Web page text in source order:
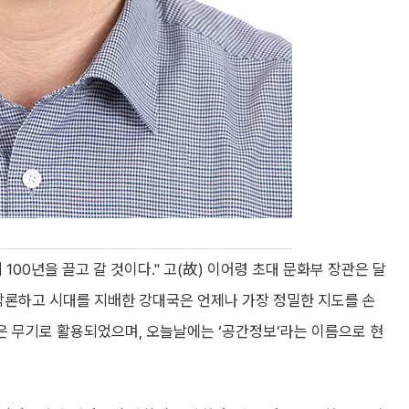
년을 끌고 갈 것이다." 고(故) 이어령 초대 문화부 장관은 달
하고 시대를 지배한 강대국은 언제나 가장 정밀한 지도를 손
기로 활용되었으며, 오늘날에는 ‘공간정보’라는 이름으로 현